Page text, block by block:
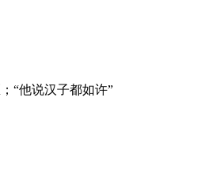
“他说汉子都如许”